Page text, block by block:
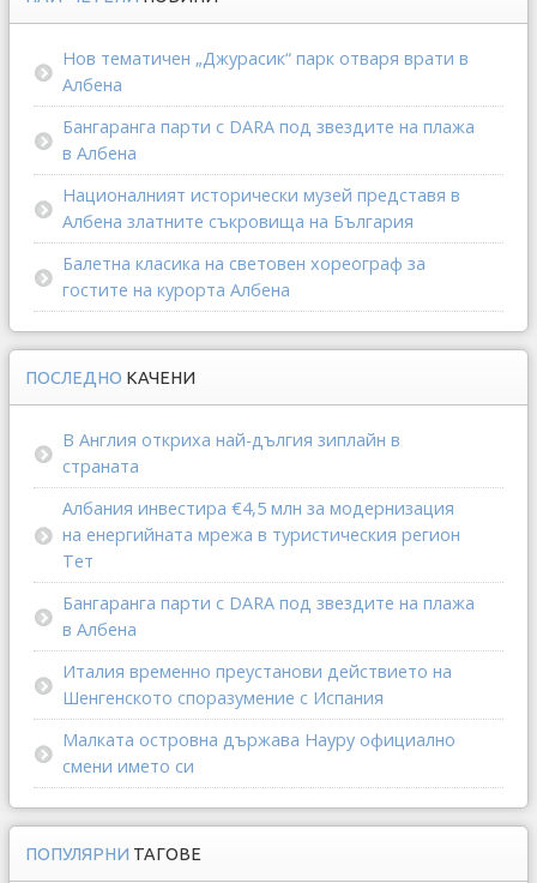
Нов тематичен „Джурасик“ парк отваря врати в
Албена
Бангаранга парти с DARA под звездите на плажа
в Албена
Националният исторически музей представя в
Албена златните съкровища на България
Балетна класика на световен хореограф за
гостите на курорта Албена
ПОСЛЕДНО КАЧЕНИ
В Англия откриха най-дългия зиплайн в
страната
Албания инвестира €4,5 млн за модернизация
на енергийната мрежа в туристическия регион
Тет
Бангаранга парти с DARA под звездите на плажа
в Албена
Италия временно преустанови действието на
Шенгенското споразумение с Испания
Малката островна държава Науру официално
смени името си
ПОПУЛЯРНИ ТАГОВЕ